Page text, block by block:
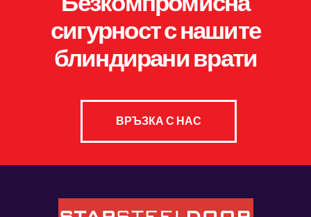
сигурност с нашите
блиндирани врати
ВРЪЗКА С НАС